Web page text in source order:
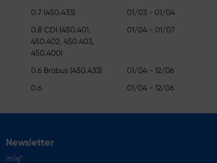
0.7 (450.433)
01/03 - 01/04
0.8 CDI (450.401,
450.402, 450.403,
450.400)
01/04 - 01/07
0.6 Brabus (450.433)
01/04 - 12/06
0.6
01/04 - 12/06
Newsletter